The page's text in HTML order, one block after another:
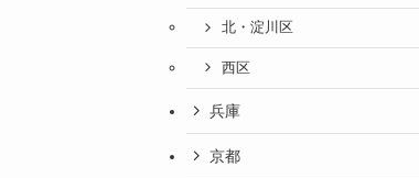
北・淀川区
西区
兵庫
京都